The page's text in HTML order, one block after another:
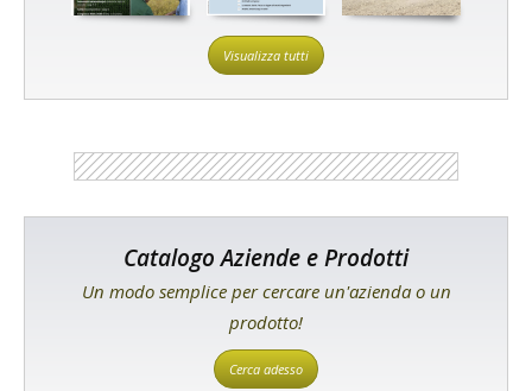
Visualizza tutti
Catalogo Aziende e Prodotti
Un modo semplice per cercare un'azienda o un
prodotto!
Cerca adesso